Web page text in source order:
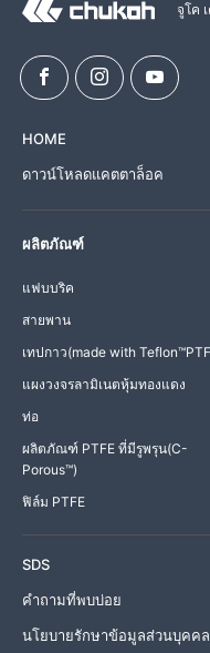
จูโค
HOME
ดาวน์โหลดแคตตาล็อค
ผลิตภัณฑ์
แฟบบริค
สายพาน
เทปกาว(made with
แผงวงจรลามิเนตหุ้มทองแดง
ท่อ
ผลิตภัณฑ์ PTFE ที่มีรูพรุน(C-
Porous™)
ฟิล์ม PTFE
SDS
คำถามที่พบบ่อย
นโยบายรักษาข้อมูลส่วนบุคคล